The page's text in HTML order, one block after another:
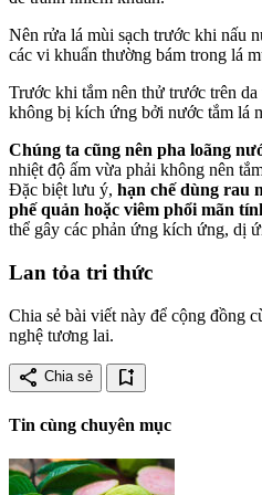
Nên rửa lá mùi sạch trước khi nấu
các vi khuẩn thường bám trong lá
Trước khi tắm nên thử trước trên da
không bị kích ứng bởi nước tắm lá
Chúng ta cũng nên pha loãng
nhiệt độ ấm vừa phải không nên
Đặc biệt lưu ý, hạn chế dùng rau
phế quản hoặc viêm phổi mãn
thể gây các phản ứng kích ứng, dị
Lan tỏa tri thức
Chia sẻ bài viết này để cộng đồng
nghệ tương lai.
share Chia sẻ bookmark_add
Tin cùng chuyên mục